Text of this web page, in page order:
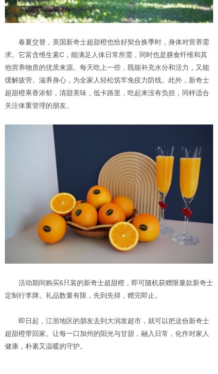
春夏交替，美国新奇士超甜橙也恰好契合换季时，身体对营养需
求。它富含维生素C，能满足人体日常所需，同时也是膳食纤维和其
他营养物质的优质来源。每天吃上一些，既能补充水分和活力，又能
缓解疲劳、滋养身心，为全家人轻松筑牢免疫力防线。此外，新奇士
超甜橙果香浓郁，清甜美味，低卡路里，吃起来没有负担，同样适合
关注体重管理的朋友。
活动期间购买6只装的新奇士超甜橙，即可随机获赠限量款新奇士
定制行李牌。礼品数量有限，先到先得，赠完即止。
即日起，江浙地区的朋友去到大润发超市，就可以把这份新奇士
超甜橙带回家。让每一口加州的阳光与甘甜，融入日常，化作对家人
健康，朴素又温暖的守护。